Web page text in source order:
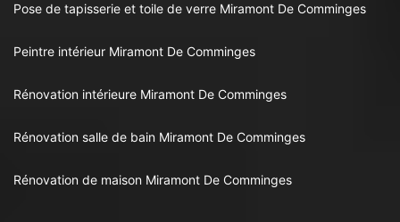
Pose de tapisserie et toile de verre Miramont De Comminges
Peintre intérieur Miramont De Comminges
Rénovation intérieure Miramont De Comminges
Rénovation salle de bain Miramont De Comminges
Rénovation de maison Miramont De Comminges